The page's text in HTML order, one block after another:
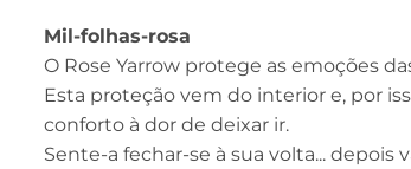
Mil-folhas-rosa
O Rose Yarrow protege as emoções
Esta proteção vem do interior e, por
conforto à dor de deixar ir.
Sente-a fechar-se à sua volta... depois